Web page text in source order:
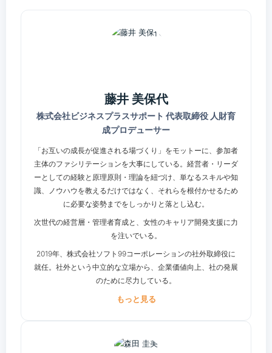
藤井 美保代
株式会社ビジネスプラスサポート 代表取締役 人財育
成プロデューサー
「お互いの成長が促進される場づくり」をモットーに、参加者
主体のファシリテーションを大事にしている。経営者・リーダ
ーとしての経験と原理原則・理論を紐づけ、単なるスキルや知
識、ノウハウを教えるだけではなく、それらを根付かせるため
に必要な姿勢までをしっかりと落とし込む。
次世代の経営層・管理者育成と、女性のキャリア開発支援に力
を注いでいる。
2019年、株式会社ソフト99コーポレーションの社外取締役に
就任。社外という中立的な立場から、企業価値向上、社の発展
のために尽力している。
と組織が豊かで幸せになることを 実現するための研修・コ
もっと見る